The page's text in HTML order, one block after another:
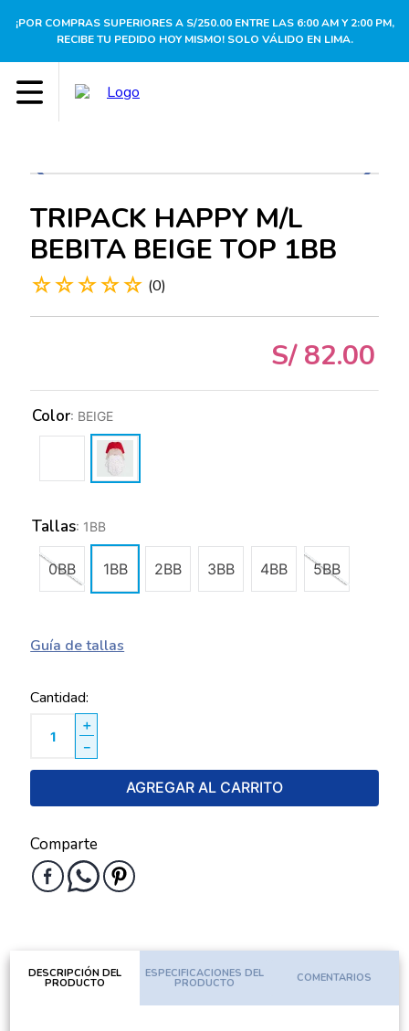
¡POR COMPRAS SUPERIORES A S/250.00 ENTRE LAS 6:00 AM Y 2:00 PM,
RECIBE TU PEDIDO HOY MISMO! SOLO VÁLIDO EN LIMA.
TRIPACK HAPPY M/L
BEBITA BEIGE TOP 1BB
☆☆☆☆☆ (0)
S/ 82.00
Tallas: 1BB
0BB 1BB 2BB 3BB 4BB 5BB
Color: BEIGE
Guía de tallas
Cantidad
＋
－
AGREGAR AL CARRITO
Comparte
DESCRIPCIÓN DEL
PRODUCTO
ESPECIFICACIONES DEL
PRODUCTO COMENTARIOS